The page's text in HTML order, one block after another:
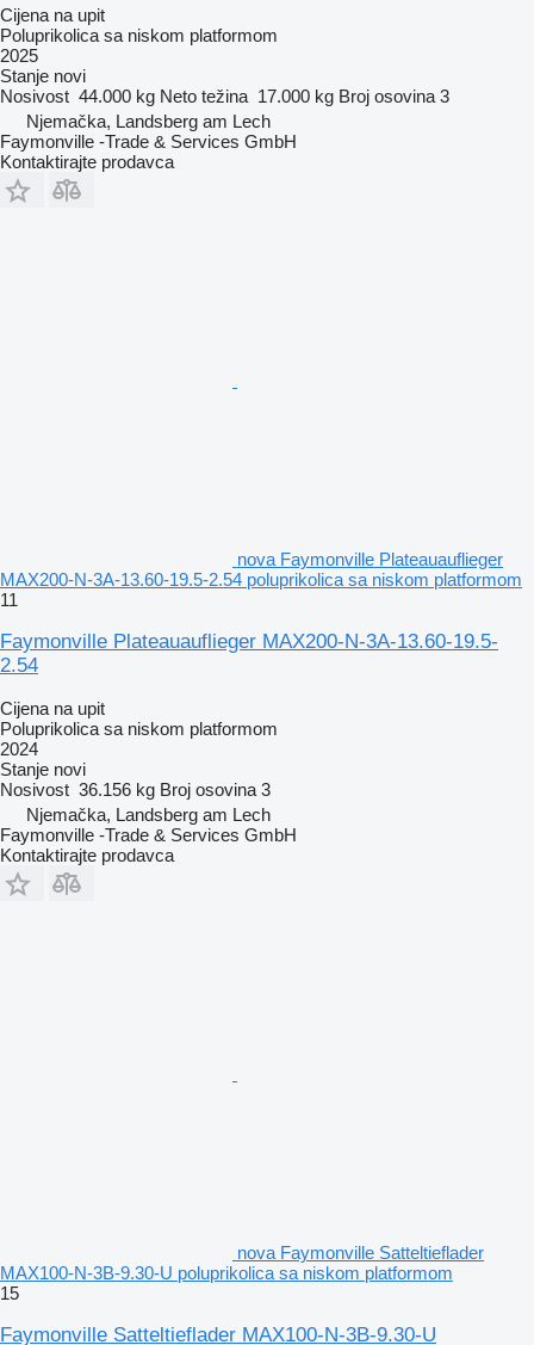
Cijena na upit
Poluprikolica sa niskom platformom
2025
Stanje novi
Nosivost 44.000 kg Neto težina 17.000 kg Broj osovina 3
Njemačka, Landsberg am Lech
Faymonville -Trade & Services GmbH
Kontaktirajte prodavca
nova Faymonville Plateauauflieger
MAX200-N-3A-13.60-19.5-2.54 poluprikolica sa niskom platformom
11
Faymonville Plateauauflieger MAX200-N-3A-13.60-19.5-
2.54
Cijena na upit
Poluprikolica sa niskom platformom
2024
Stanje novi
Nosivost 36.156 kg Broj osovina 3
Njemačka, Landsberg am Lech
Faymonville -Trade & Services GmbH
Kontaktirajte prodavca
nova Faymonville Satteltieflader
MAX100-N-3B-9.30-U poluprikolica sa niskom platformom
15
Faymonville Satteltieflader MAX100-N-3B-9.30-U